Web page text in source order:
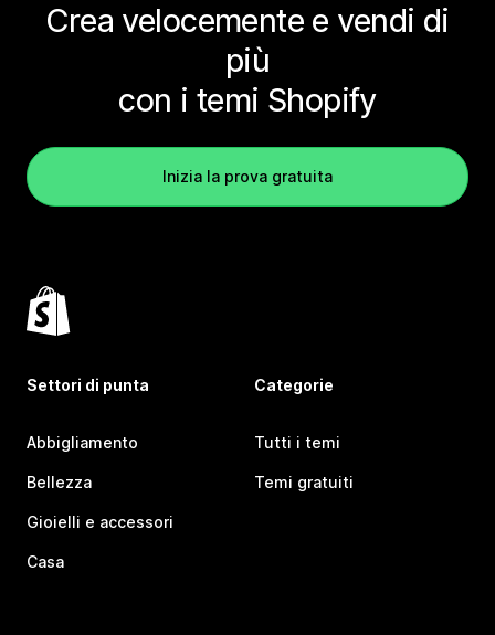
Crea velocemente e vendi di
più
con i temi Shopify
Inizia la prova gratuita
Settori di punta
Abbigliamento
Bellezza
Gioielli e accessori
Casa
Categorie
Tutti i temi
Temi gratuiti